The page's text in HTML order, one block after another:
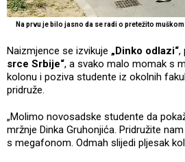
Na prvu je bilo jasno da se radi o pretežito
Naizmjence se izvikuje „Dinko odlazi“,
srce Srbije“, a svako malo momak s
kolonu i poziva studente iz okolnih
pridruže.
„Molimo novosadske studente da
mržnje Dinka Gruhonjića. Pridružite
s megafonom. Odmah slijedi pljesak